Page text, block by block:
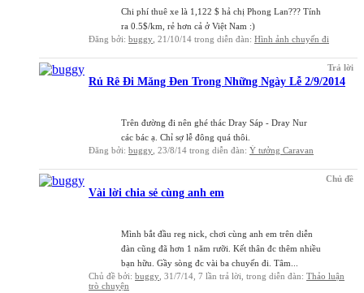
Chi phí thuê xe là 1,122 $ hả chị Phong Lan??? Tính
ra 0.5$/km, rẻ hơn cả ở Việt Nam :)
Đăng bởi: buggy 21/10/14 trong diễn đàn: Hình ảnh chuyến đi
Trả lời
Rủ Rê Đi Măng Đen Trong Những Ngày Lễ 2/9/2014
Trên đường đi nên ghé thác Dray Sáp - Dray Nur
các bác ạ. Chỉ sợ lễ đông quá thôi.
Đăng bởi: buggy 23/8/14 trong diễn đàn: Ý tưởng Caravan
Chủ đề
Vài lời chia sẻ cùng anh em
Mình bắt đầu reg nick, chơi cùng anh em trên diễn
đàn cũng đã hơn 1 năm rưỡi. Kết thân đc thêm nhiều
bạn hữu. Gầy sòng đc vài ba chuyến đi. Tâm...
Chủ đề bởi: buggy 31/7/14 , 7 lần trả lời, trong diễn đàn: Thảo luận
trò chuyện